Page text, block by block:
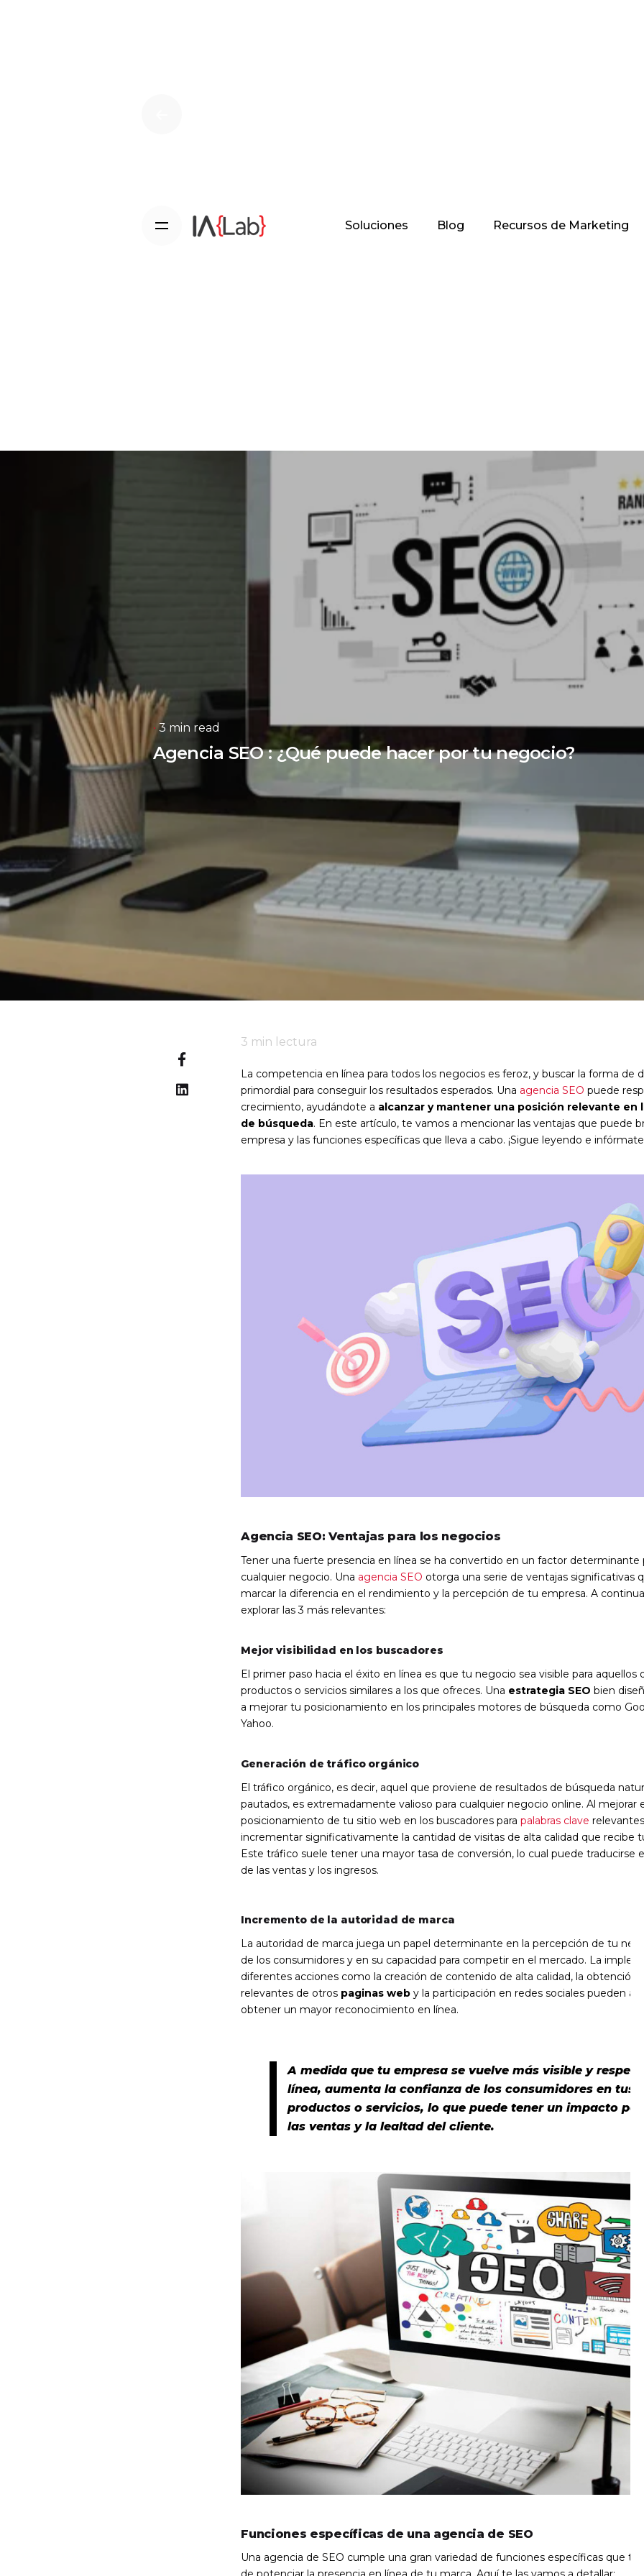
Soluciones Blog Recursos de Marketing
3 min read
Agencia SEO : ¿Qué puede hacer por tu negocio?
3 min lectura
La competencia en línea para todos los negocios es feroz, y buscar la forma de
primordial para conseguir los resultados esperados. Una agencia SEO puede
crecimiento, ayudándote a alcanzar y mantener una posición relevante en
de búsqueda. En este artículo, te vamos a mencionar las ventajas que puede
empresa y las funciones específicas que lleva a cabo. ¡Sigue leyendo e
Agencia SEO: Ventajas para los negocios
Tener una fuerte presencia en línea se ha convertido en un factor determinante
cualquier negocio. Una agencia SEO otorga una serie de ventajas significativas
marcar la diferencia en el rendimiento y la percepción de tu empresa. A
explorar las 3 más relevantes:
Mejor visibilidad en los buscadores
El primer paso hacia el éxito en línea es que tu negocio sea visible para aquellos
productos o servicios similares a los que ofreces. Una estrategia SEO bien
a mejorar tu posicionamiento en los principales motores de búsqueda como
Yahoo.
Generación de tráfico orgánico
El tráfico orgánico, es decir, aquel que proviene de resultados de búsqueda
pautados, es extremadamente valioso para cualquier negocio online. Al mejorar
posicionamiento de tu sitio web en los buscadores parapalabras clave
incrementar significativamente la cantidad de visitas de alta calidad que recibe
Este tráfico suele tener una mayor tasa de conversión, lo cual puede traducirse
de las ventas y los ingresos.
Incremento de la autoridad de marca
La autoridad de marca juega un papel determinante en la percepción de tu
de los consumidores y en su capacidad para competir en el mercado. La
diferentes acciones como la creación de contenido de alta calidad, la obtención
relevantes de otros paginas web y la participación en redes sociales pueden
obtener un mayor reconocimiento en línea.
A medida que tu empresa se vuelve más visible y
línea, aumenta la confianza de los consumidores en tus
productos o servicios, lo que puede tener un impacto
las ventas y la lealtad del cliente.
Funciones específicas de una agencia de SEO
Una agencia de SEO cumple una gran variedad de funciones específicas que